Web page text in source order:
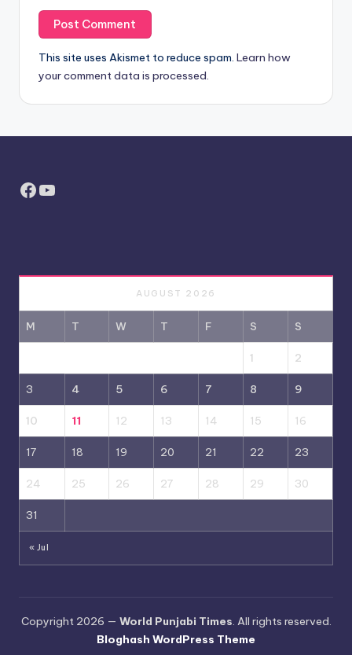
This site uses Akismet to reduce spam. Learn how
your comment data is processed.
Facebook
YouTube
AUGUST 2026
M T W T F S S
1 2
3 4 5 6 7 8 9
10 11 12 13 14 15 16
17 18 19 20 21 22 23
24 25 26 27 28 29 30
31
« Jul
Copyright 2026 — World Punjabi Times. All rights reserved.
Bloghash WordPress Theme